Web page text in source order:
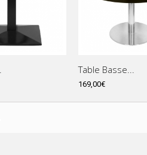
Table Basse...
169,00€